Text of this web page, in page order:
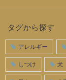
タグから探す
アレルギー
しつけ 犬